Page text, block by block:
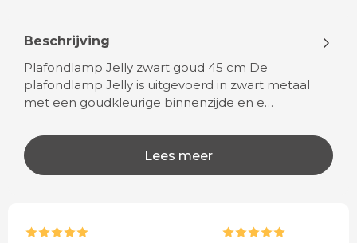
Beschrijving
Plafondlamp Jelly zwart goud 45 cm De
plafondlamp Jelly is uitgevoerd in zwart metaal
met een goudkleurige binnenzijde en e…
Lees meer